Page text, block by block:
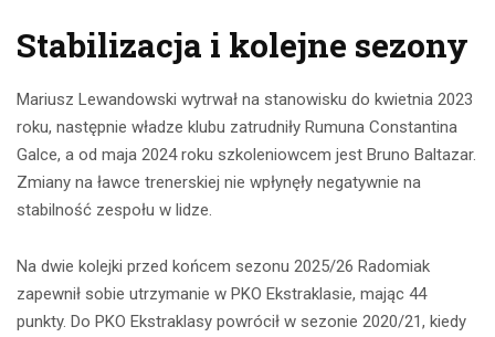
Stabilizacja i kolejne sezony
Mariusz Lewandowski wytrwał na stanowisku do kwietnia 2023
roku, następnie władze klubu zatrudniły Rumuna Constantina
Galce, a od maja 2024 roku szkoleniowcem jest Bruno Baltazar.
Zmiany na ławce trenerskiej nie wpłynęły negatywnie na
stabilność zespołu w lidze.
Na dwie kolejki przed końcem sezonu 2025/26 Radomiak
zapewnił sobie utrzymanie w PKO Ekstraklasie, mając 44
punkty. Do PKO Ekstraklasy powrócił w sezonie 2020/21, kiedy